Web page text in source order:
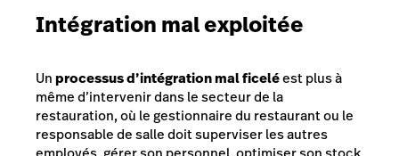
Intégration mal exploitée
Unprocessus d’intégration mal ficeléest plus à
même d’intervenir dans le secteur de la
restauration, où le gestionnaire du restaurant ou le
responsable de salle doit superviser les autres